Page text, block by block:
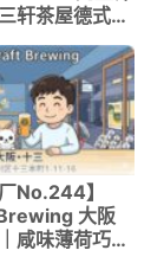
轩茶屋德式合
No.244】
大阪
咸味薄荷巧克